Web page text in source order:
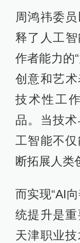
周鸿祎委
释了人工
作者能力的
创意和艺
技术性工
品。当技
工智能不
断拓展人类
而实现“AI
统提升是重
天津职业